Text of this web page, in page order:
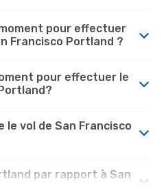
pour effectuer
Francisco Portland ?
pour effectuer le
le vol de San Francisco
par rapport à San